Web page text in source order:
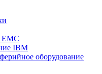
EMC
IBM
оборудование